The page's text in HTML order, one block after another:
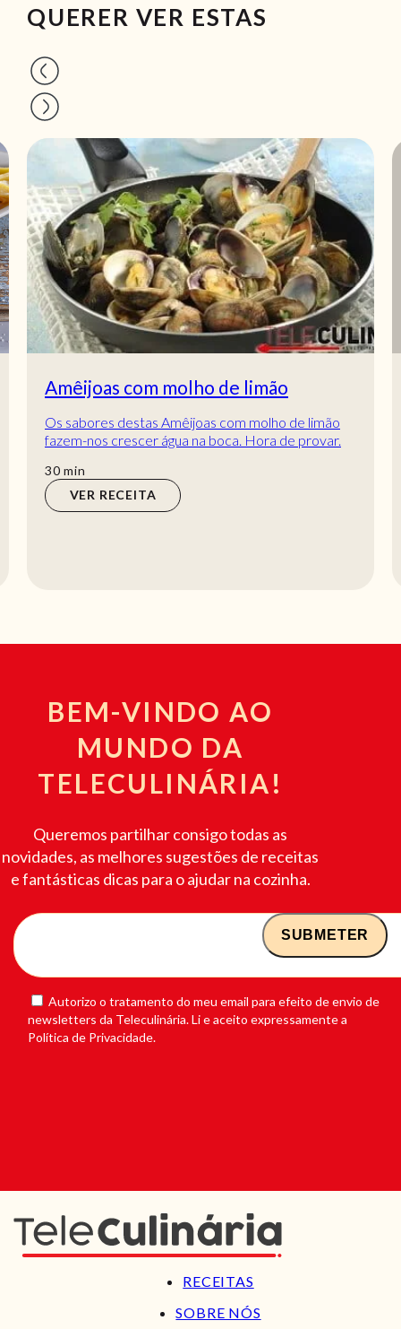
QUERER VER ESTAS
Amêijoas com molho de limão
Os sabores destas Amêijoas com molho de limão
fazem-nos crescer água na boca. Hora de provar.
30min
min
VER RECEITA
BEM-VINDO AO
MUNDO DA
TELECULINÁRIA!
Queremos partilhar consigo todas as
novidades, as melhores sugestões de receitas
e fantásticas dicas para o ajudar na cozinha.
Autorizo o tratamento do meu email para efeito de envio de
newsletters da Teleculinária. Li e aceito expressamente a
Política de Privacidade.
RECEITAS
SOBRE NÓS